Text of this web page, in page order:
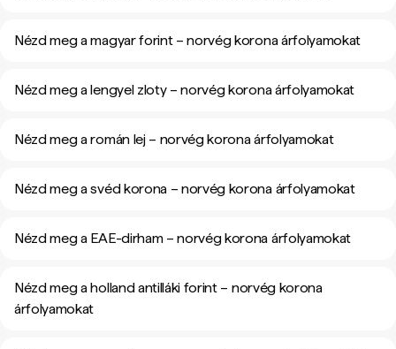
Nézd meg a magyar forint – norvég korona árfolyamokat
Nézd meg a lengyel zloty – norvég korona árfolyamokat
Nézd meg a román lej – norvég korona árfolyamokat
Nézd meg a svéd korona – norvég korona árfolyamokat
Nézd meg a EAE-dirham – norvég korona árfolyamokat
Nézd meg a holland antilláki forint – norvég korona
árfolyamokat